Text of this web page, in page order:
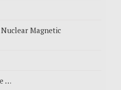
Magnetic
…